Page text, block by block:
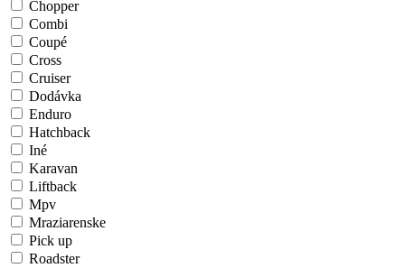
Chopper
Combi
Coupé
Cross
Cruiser
Dodávka
Enduro
Hatchback
Iné
Karavan
Liftback
Mpv
Mraziarenske
Pick up
Roadster